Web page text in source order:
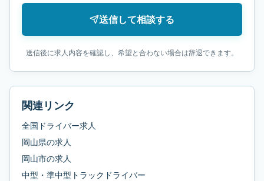
送信して相談する
送信後に求人内容を確認し、希望と合わない場合は辞退できます。
関連リンク
全国ドライバー求人
岡山県の求人
岡山市の求人
中型・準中型トラックドライバー